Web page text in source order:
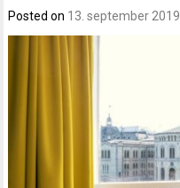
Posted on 13. september 2019